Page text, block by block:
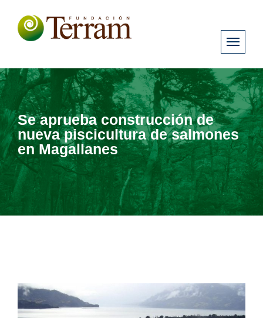
Se aprueba construcción de
nueva piscicultura de salmones
en Magallanes